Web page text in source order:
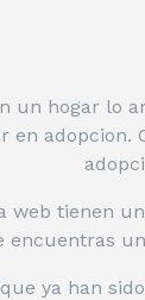
hogar lo
tienen
encuentras
ya han